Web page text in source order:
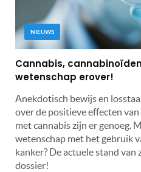
NIEUWS
Cannabis,
wetenschap erover!
Anekdotisch bewijs en
over de positieve effecten
met cannabis zijn er genoeg.
wetenschap met het gebruik
kanker? De actuele stand van
dossier!